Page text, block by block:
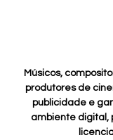
Músicos,
produtores de
publicidade e
ambiente digital,